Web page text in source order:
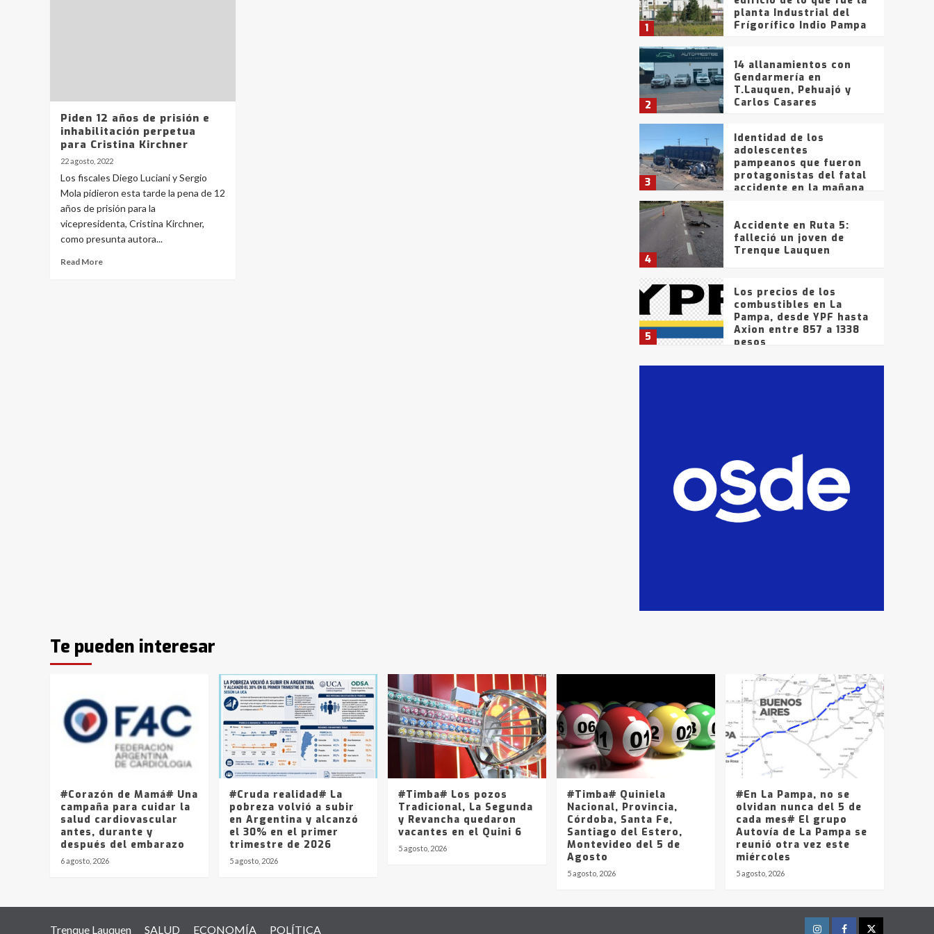
Piden 12 años de prisión e
inhabilitación perpetua
para Cristina Kirchner
22 agosto, 2022
Los fiscales Diego Luciani y Sergio
Mola pidieron esta tarde la pena de 12
años de prisión para la
vicepresidenta, Cristina Kirchner,
como presunta autora...
Read More
1
planta Industrial del
Frígorífico Indio Pampa
2
14 allanamientos con
Gendarmería en
T.Lauquen, Pehuajó y
Carlos Casares
3
Identidad de los
adolescentes
pampeanos que fueron
protagonistas del fatal
accidente en la mañana
4
Accidente en Ruta 5:
falleció un joven de
Trenque Lauquen
5
Los precios de los
combustibles en La
Pampa, desde YPF hasta
Axion entre 857 a 1338
pesos
La Bolsa de Cereales de
que intentaron evadir a
la Policía fueron
detenidos por
comercialización de
drogas en la tarde del
sábado
3
Identidad de los
adolescentes
pampeanos que fueron
protagonistas del fatal
accidente en la mañana
del lunes
4
Accidente en Ruta 5:
falleció un joven de
Trenque Lauquen
Los precios de los
combustibles en La
Pampa, desde YPF hasta
Axion entre 857 a 1338
pesos
Te pueden interesar
#Corazón de Mamá# Una
campaña para cuidar la
salud cardiovascular
antes, durante y
después del embarazo
6 agosto, 2026
#Cruda realidad# La
pobreza volvió a subir
en Argentina y alcanzó
el 30% en el primer
trimestre de 2026
5 agosto, 2026
#Timba# Los pozos
Tradicional, La Segunda
y Revancha quedaron
vacantes en el Quini 6
5 agosto, 2026
#Timba# Quiniela
Nacional, Provincia,
Córdoba, Santa Fe,
Santiago del Estero,
Montevideo del 5 de
Agosto
5 agosto, 2026
#En La Pampa, no se
olvidan nunca del 5 de
cada mes# El grupo
Autovía de La Pampa se
reunió otra vez este
miércoles
5 agosto, 2026
Trenque Lauquen SALUD ECONOMÍA POLÍTICA